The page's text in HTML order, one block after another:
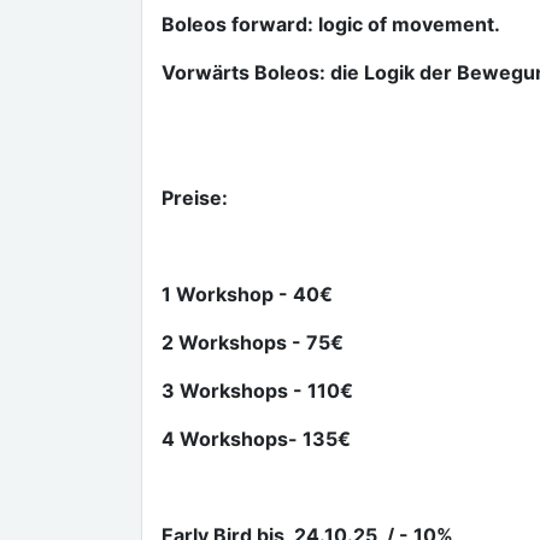
Boleos forward: logic of movement.
Vorwärts Boleos: die Logik der
Preise:
1 Workshop - 40€
2 Workshops - 75€
3 Workshops - 110€
4 Workshops- 135€
Early Bird bis 24.10.25 / - 10%